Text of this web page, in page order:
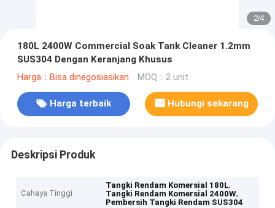
2/4
180L 2400W Commercial Soak Tank Cleaner 1.2mm
SUS304 Dengan Keranjang Khusus
Harga：Bisa dinegosiasikan MOQ：2 unit
Harga terbaik Hubungi sekarang
Deskripsi Produk
Cahaya Tinggi
Tangki Rendam Komersial 180L,
Tangki Rendam Komersial 2400W,
Pembersih Tangki Rendam SUS304